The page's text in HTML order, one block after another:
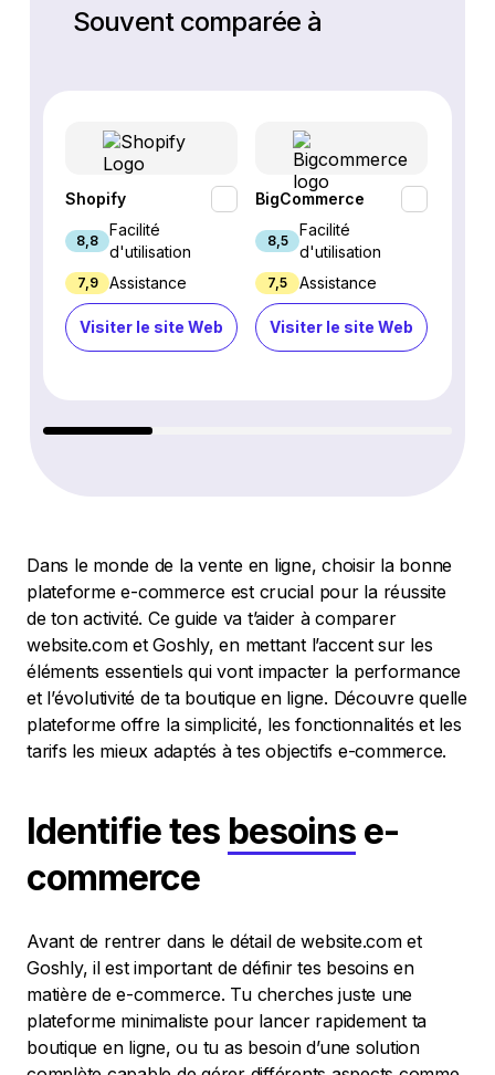
Souvent comparée à
Shopify
8,8
Facilité
d'utilisation
7,9 Assistance
Visiter le site Web
BigCommerce
8,5
Facilité
d'utilisation
7,5 Assistance
Visiter le site Web
Dans le monde de la vente en ligne, choisir la bonne
plateforme e-commerce est crucial pour la réussite
de ton activité. Ce guide va t’aider à comparer
website.com et Goshly, en mettant l’accent sur les
éléments essentiels qui vont impacter la performance
et l’évolutivité de ta boutique en ligne. Découvre quelle
plateforme offre la simplicité, les fonctionnalités et les
tarifs les mieux adaptés à tes objectifs e-commerce.
Identifie tes besoins e-
commerce
Avant de rentrer dans le détail de website.com et
Goshly, il est important de définir tes besoins en
matière de e-commerce. Tu cherches juste une
plateforme minimaliste pour lancer rapidement ta
boutique en ligne, ou tu as besoin d’une solution